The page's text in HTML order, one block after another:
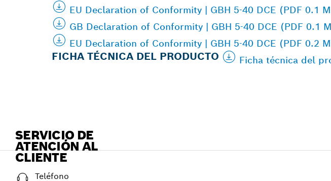
EU Declaration of Conformity | GBH 5-40 DCE (PDF 0.1
GB Declaration of Conformity | GBH 5-40 DCE (PDF 0.1
EU Declaration of Conformity | GBH 5-40 DCE (PDF 0.2
FICHA TÉCNICA DEL PRODUCTO Ficha técnica del
SERVICIO DE
ATENCIÓN AL
CLIENTE
Teléfono